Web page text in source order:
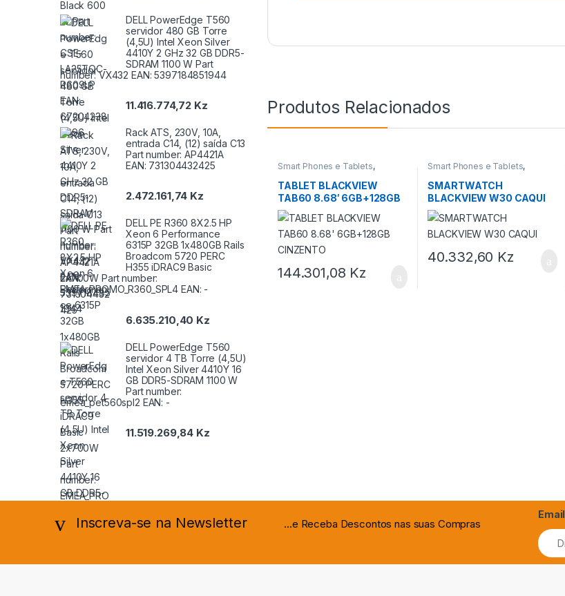
Produtos Relacionados
Smart Phones e Tablets,
TABLET BLACKVIEW
TAB60 8.68′ 6GB+128GB
CINZENTO
144.301,08 Kz
Smart Phones e Tablets,
SMARTWATCH
BLACKVIEW W30 CAQUI
40.332,60 Kz
DELL PowerEdge T560
servidor 480 GB Torre
(4,5U) Intel Xeon Silver
4410Y 2 GHz 32 GB DDR5-
SDRAM 1100 W Part
number: VX432 EAN: 5397184851944
11.416.774,72 Kz
Rack ATS, 230V, 10A,
entrada C14, (12) saída C13
Part number: AP4421A
EAN: 731304432425
2.472.161,74 Kz
DELL PE R360 8X2.5 HP
Xeon 6 Performance
6315P 32GB 1x480GB Rails
Broadcom 5720 PERC
H355 iDRAC9 Basic
2x700W Part number:
EMEA_PROMO_R360_SPL4 EAN: -
6.635.210,40 Kz
DELL PowerEdge T560
servidor 4 TB Torre (4,5U)
Intel Xeon Silver 4410Y 16
GB DDR5-SDRAM 1100 W
Part number:
emea_pet560spl2 EAN: -
11.519.269,84 Kz
Inscreva-se na Newsletter ...e Receba Descontos nas suas Compras
Email